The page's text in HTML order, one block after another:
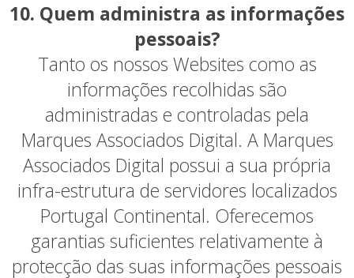
10. Quem administra as informações
pessoais?
Tanto os nossos Websites como as
informações recolhidas são
administradas e controladas pela
Marques Associados Digital. A Marques
Associados Digital possui a sua própria
infra-estrutura de servidores localizados
Portugal Continental. Oferecemos
garantias suficientes relativamente à
protecção das suas informações pessoais